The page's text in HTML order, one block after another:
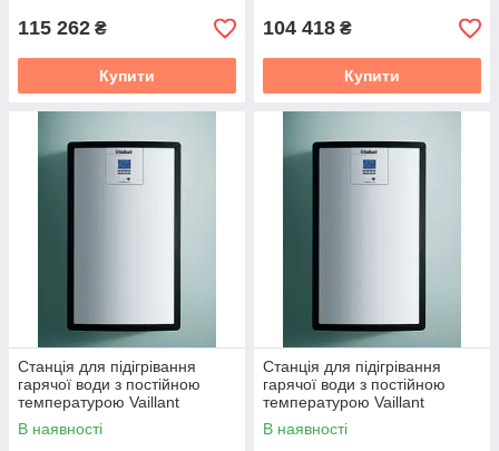
115 262 ₴
Купити
104 418 ₴
Купити
Станція для підігрівання
гарячої води з постійною
температурою Vaillant
aquaFLOW exclusive VPM
20/25/2 W
В наявності
Станція для підігрівання
гарячої води з постійною
температурою Vaillant
aquaFLOW exclusive VPM
30/35/2 W
В наявності